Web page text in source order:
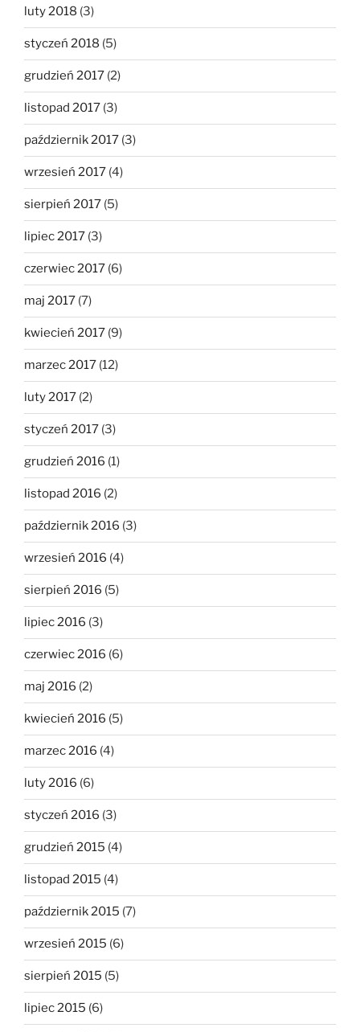
luty 2018 (3)
styczeń 2018 (5)
grudzień 2017 (2)
listopad 2017 (3)
październik 2017 (3)
wrzesień 2017 (4)
sierpień 2017 (5)
lipiec 2017 (3)
czerwiec 2017 (6)
maj 2017 (7)
kwiecień 2017 (9)
marzec 2017 (12)
luty 2017 (2)
styczeń 2017 (3)
grudzień 2016 (1)
listopad 2016 (2)
październik 2016 (3)
wrzesień 2016 (4)
sierpień 2016 (5)
lipiec 2016 (3)
czerwiec 2016 (6)
maj 2016 (2)
kwiecień 2016 (5)
marzec 2016 (4)
luty 2016 (6)
styczeń 2016 (3)
grudzień 2015 (4)
listopad 2015 (4)
październik 2015 (7)
wrzesień 2015 (6)
sierpień 2015 (5)
lipiec 2015 (6)